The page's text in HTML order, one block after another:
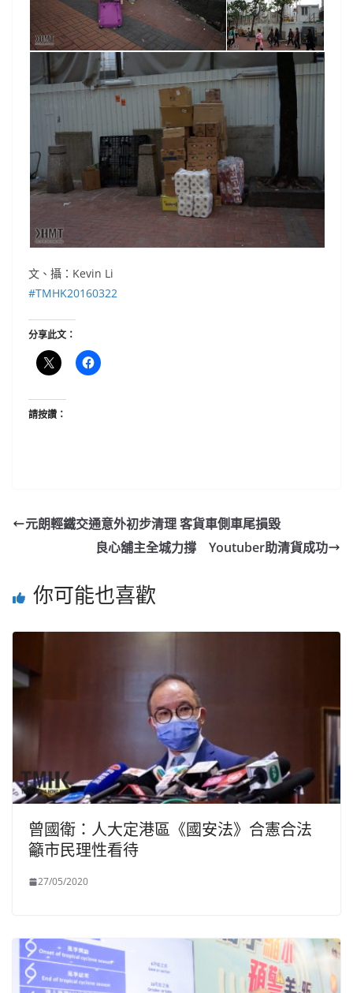
文、攝：Kevin Li
#TMHK20160322
分享此文：
請按讚：
元朗輕鐵交通意外初步清理 客貨車側車尾損毀
良心舖主全城力撐 Youtuber助清貨成功
你可能也喜歡
曾國衛：人大定港區《國安法》合憲合法
籲市民理性看待
27/05/2020